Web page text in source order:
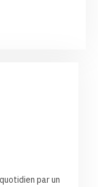
par un